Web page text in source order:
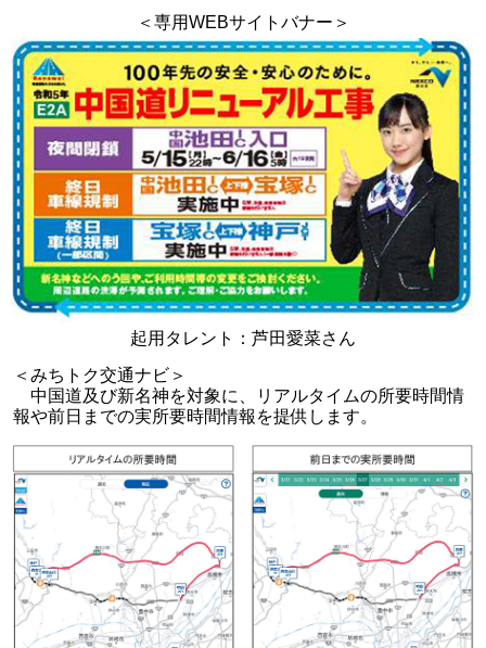
＜専用WEBサイトバナー＞
起用タレント：芦田愛菜さん
＜みちトク交通ナビ＞
中国道及び新名神を対象に、リアルタイムの所要時間情
報や前日までの実所要時間情報を提供します。